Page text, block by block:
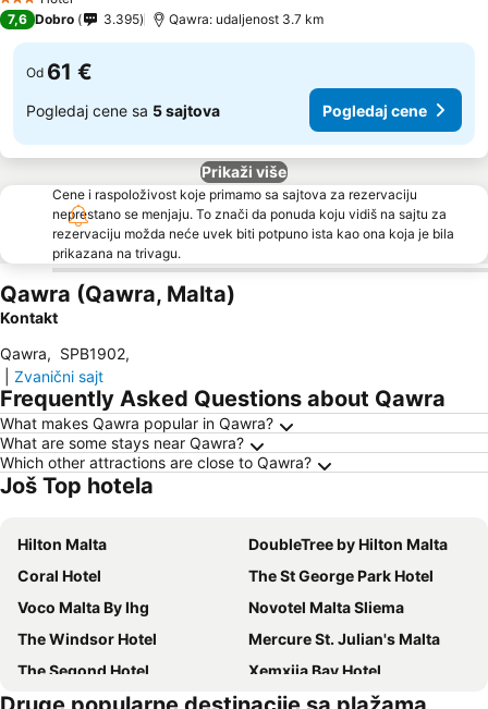
3 Zvezdice
7,6 Dobro 3.395 Qawra: udaljenost 3.7 km
Od 61 €
Pogledaj cene sa 5 sajtova Pogledaj cene
Prikaži više
Cene i raspoloživost koje primamo sa sajtova za rezervaciju
neprestano se menjaju. To znači da ponuda koju vidiš na sajtu za
rezervaciju možda neće uvek biti potpuno ista kao ona koja je bila
prikazana na trivagu.
Qawra (Qawra, Malta)
Kontakt
Qawra, SPB1902,
Zvanični sajt
Frequently Asked Questions about Qawra
What makes Qawra popular in Qawra?
What are some stays near Qawra?
Which other attractions are close to Qawra?
Još Top hotela
Hilton Malta
DoubleTree by Hilton Malta
Coral Hotel
The St George Park Hotel
Voco Malta By Ihg
Novotel Malta Sliema
The Windsor Hotel
Mercure St. Julian's Malta
The Segond Hotel
Xemxija Bay Hotel
Mayflower Hotel Malta
Ramla Bay Resort